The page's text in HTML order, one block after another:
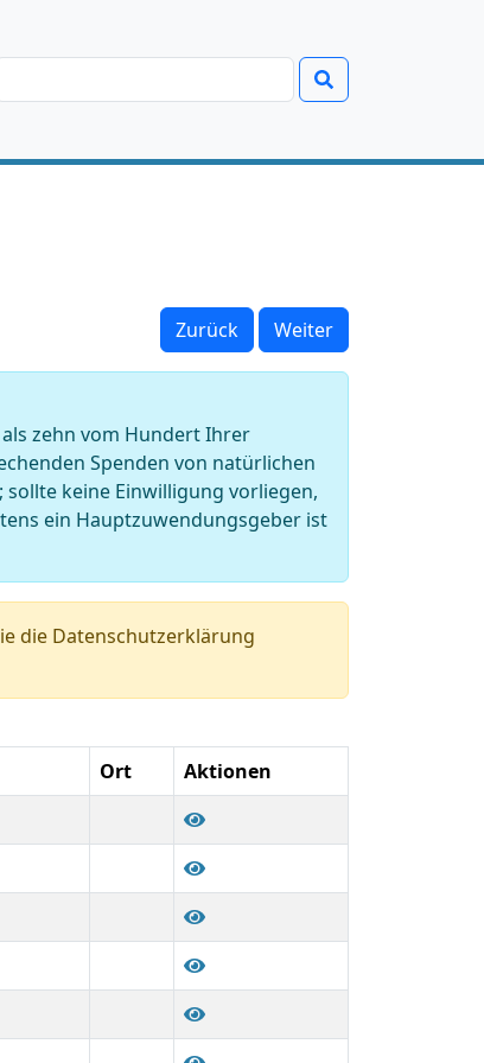
Zurück Weiter
zehn vom Hundert Ihrer
Spenden von natürlichen
keine Einwilligung vorliegen,
ein Hauptzuwendungsgeber ist
die Datenschutzerklärung
Ort
Aktionen